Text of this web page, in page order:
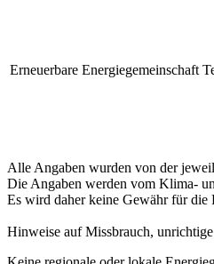
Erneuerbare Energiegemeinschaft
Alle Angaben wurden von der
Die Angaben werden vom Klima-
Es wird daher keine Gewähr für
Hinweise auf Missbrauch,